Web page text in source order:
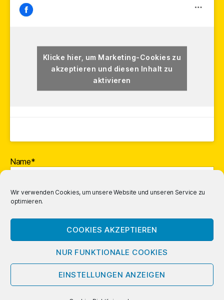
Wir verwenden Cookies, um unsere Website und unseren Service zu
optimieren.
COOKIES AKZEPTIEREN
NUR FUNKTIONALE COOKIES
EINSTELLUNGEN ANZEIGEN
Klicke hier, um Marketing-Cookies zu
akzeptieren und diesen Inhalt zu
aktivieren
Name*
E-Mail-Adresse*